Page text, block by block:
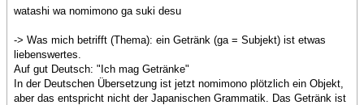
watashi wa nomimono ga suki desu
-> Was mich betrifft (Thema): ein Getränk (ga = Subjekt) ist etwas
liebenswertes.
Auf gut Deutsch: "Ich mag Getränke"
In der Deutschen Übersetzung ist jetzt nomimono plötzlich ein Objekt,
aber das entspricht nicht der Japanischen Grammatik. Das Getränk ist